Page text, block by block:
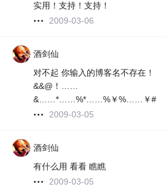
实用！支持！支持！
2009-03-06
酒剑仙
对不起 你输入的博客名不存在！
&&@！……
&……*……%*……%￥%……￥#
2009-03-05
酒剑仙
有什么用 看看 瞧瞧
2009-03-05